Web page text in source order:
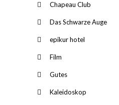
Chapeau Club
Das Schwarze Auge
epikur hotel
Film
Gutes
Kaleidoskop